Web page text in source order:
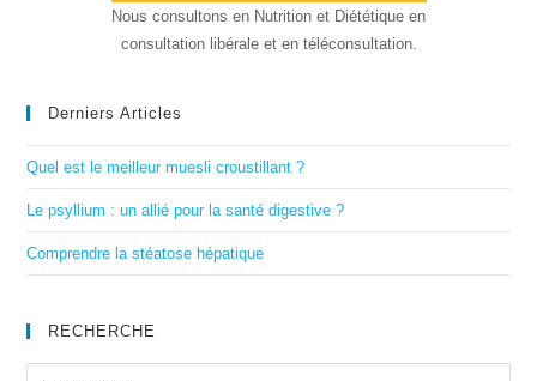
Nous consultons en Nutrition et Diététique en
consultation libérale et en téléconsultation.
Derniers Articles
Quel est le meilleur muesli croustillant ?
Le psyllium : un allié pour la santé digestive ?
Comprendre la stéatose hépatique
RECHERCHE